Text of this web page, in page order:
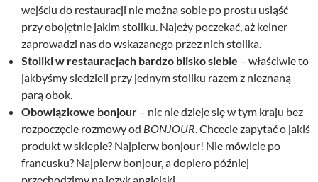
wejściu do restauracji nie można sobie po prostu usiąść
przy obojętnie jakim stoliku. Najeży poczekać, aż kelner
zaprowadzi nas do wskazanego przez nich stolika.
Stoliki w restauracjach bardzo blisko siebie – właściwie to
jakbyśmy siedzieli przy jednym stoliku razem z nieznaną
parą obok.
Obowiązkowe bonjour – nic nie dzieje się w tym kraju bez
rozpoczęcie rozmowy od BONJOUR . Chcecie zapytać o jakiś
produkt w sklepie? Najpierw bonjour! Nie mówicie po
francusku? Najpierw bonjour, a dopiero później